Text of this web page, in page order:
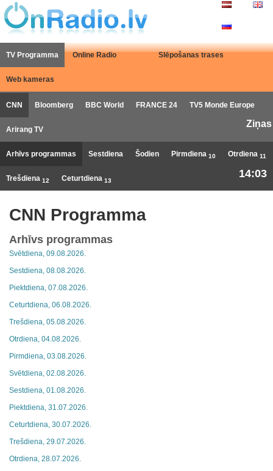
TV Programma Online Radio Slēpošanas trases
Web kameras
CNN Bloomberg BBC World FRANCE 24 TV5 Monde Europe
Arirang TV
Ziņas
Arhīvs programmas Sestdiena Šodien Pirmdiena 10 Otrdiena 11
Trešdiena 12 Ceturtdiena 13
14:03
CNN Programma
Arhīvs programmas
Svētdiena, 09.08.2026.
Sestdiena, 08.08.2026.
Piektdiena, 07.08.2026.
Ceturtdiena, 06.08.2026.
Trešdiena, 05.08.2026.
Otrdiena, 04.08.2026.
Pirmdiena, 03.08.2026.
Svētdiena, 02.08.2026.
Sestdiena, 01.08.2026.
Piektdiena, 31.07.2026.
Ceturtdiena, 30.07.2026.
Trešdiena, 29.07.2026.
Otrdiena, 28.07.2026.